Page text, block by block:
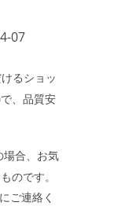
07
るショッ
、品質安
場合、お気
のです。
ご連絡く